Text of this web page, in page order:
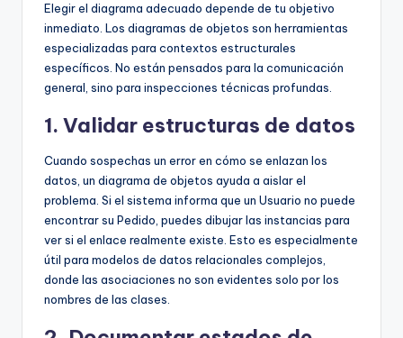
Elegir el diagrama adecuado depende de tu objetivo
inmediato. Los diagramas de objetos son herramientas
especializadas para contextos estructurales
específicos. No están pensados para la comunicación
general, sino para inspecciones técnicas profundas.
1. Validar estructuras de datos
Cuando sospechas un error en cómo se enlazan los
datos, un diagrama de objetos ayuda a aislar el
problema. Si el sistema informa que un Usuario no puede
encontrar su Pedido, puedes dibujar las instancias para
ver si el enlace realmente existe. Esto es especialmente
útil para modelos de datos relacionales complejos,
donde las asociaciones no son evidentes solo por los
nombres de las clases.